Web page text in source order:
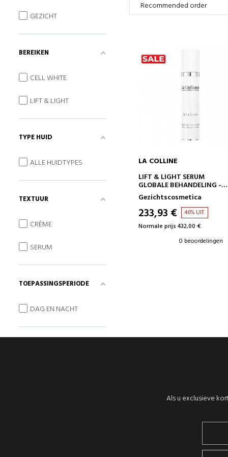
IN WINKELWAGEN
LA COLLINE
LIFT & LIGHT SERUM
GLOBALE BEHANDELING -
ILLUMINATOR
Gezichtscosmetica
233,93 € 46% UIT.
Normale prijs 432,00 €
0 beoordelingen
GEZICHT
BEREIKEN
CELL WHITE
LIFT & LIGHT
TYPE HUID
ALLE HUIDTYPES
TEXTUUR
CRÈME
SERUM
TOEPASSINGSPERIODE
DAG EN NACHT
Als u exclusieve